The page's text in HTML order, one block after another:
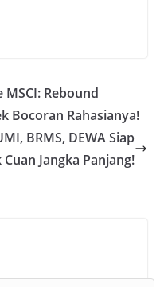
MSCI: Rebound
Bocoran Rahasianya!
BRMS, DEWA Siap
Jangka Panjang!